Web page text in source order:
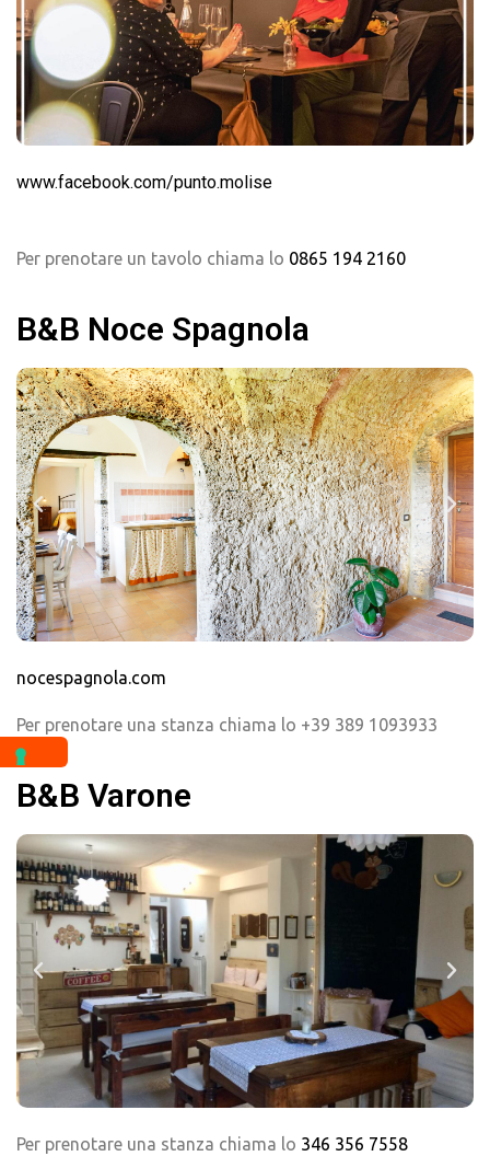
www.facebook.com/punto.molise
Per prenotare un tavolo chiama lo 0865 194 2160
B&B Noce Spagnola
nocespagnola.com
Per prenotare una stanza chiama lo +39 389 1093933
B&B Varone
Per prenotare una stanza chiama lo 346 356 7558